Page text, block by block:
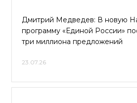
Дмитрий Медведев: В новую
программу «Единой России»
три миллиона предложений
23.07.26